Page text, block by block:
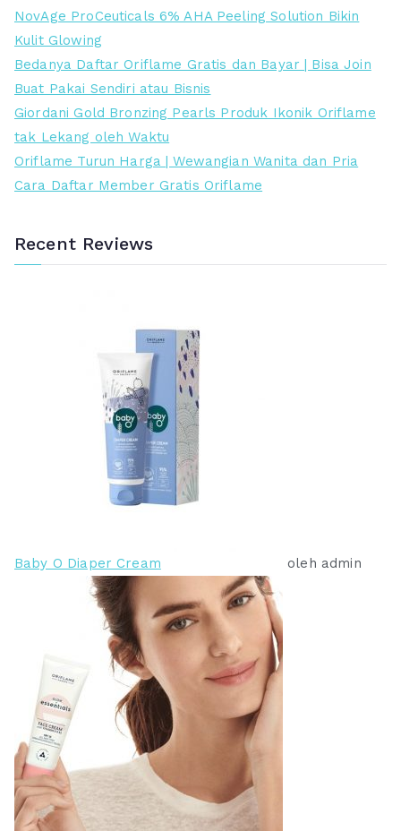
e
r
e
n
d
a
h
e
r
t
i
n
g
g
i
NovAge ProCeuticals 6% AHA Peeling Solution Bikin
Kulit Glowing
Bedanya Daftar Oriflame Gratis dan Bayar | Bisa Join
Buat Pakai Sendiri atau Bisnis
Giordani Gold Bronzing Pearls Produk Ikonik Oriflame
tak Lekang oleh Waktu
Oriflame Turun Harga | Wewangian Wanita dan Pria
Cara Daftar Member Gratis Oriflame
Recent Reviews
Baby O Diaper Cream oleh admin